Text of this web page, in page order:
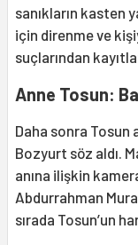
sanıkların kasten
için direnme ve
suçlarından
Anne Tosun:
Daha sonra Tosun
Bozyurt söz aldı.
anına ilişkin
Abdurrahman
sırada Tosun’un